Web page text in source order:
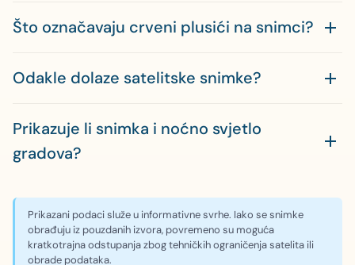
Što označavaju crveni plusići na snimci?
Odakle dolaze satelitske snimke?
Prikazuje li snimka i noćno svjetlo
gradova?
Prikazani podaci služe u informativne svrhe. Iako se snimke
obrađuju iz pouzdanih izvora, povremeno su moguća
kratkotrajna odstupanja zbog tehničkih ograničenja satelita ili
obrade podataka.